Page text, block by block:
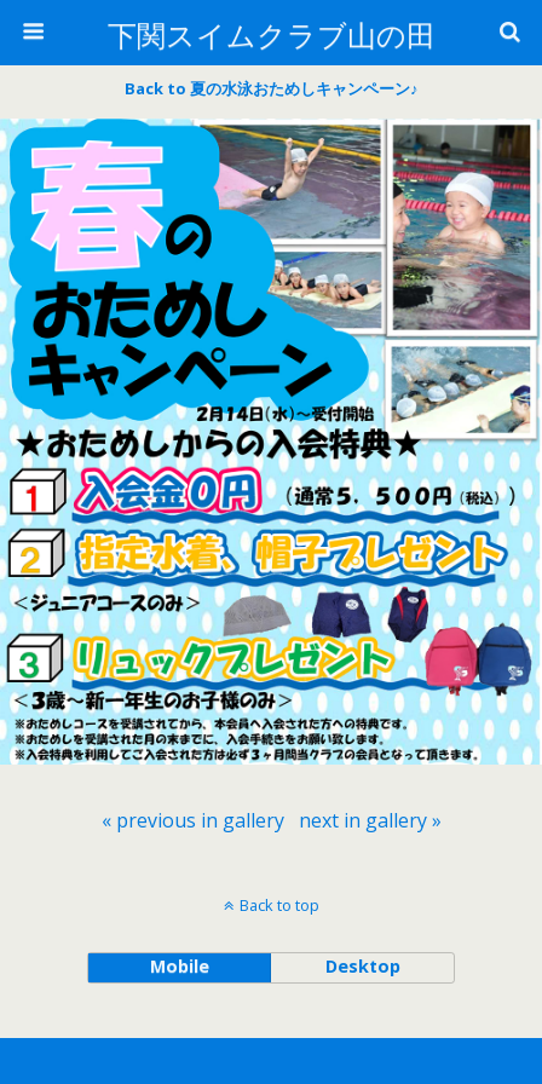
下関スイムクラブ山の田
Back to 夏の水泳おためしキャンペーン♪
« previous in gallery next in gallery »
Back to top
Mobile Desktop